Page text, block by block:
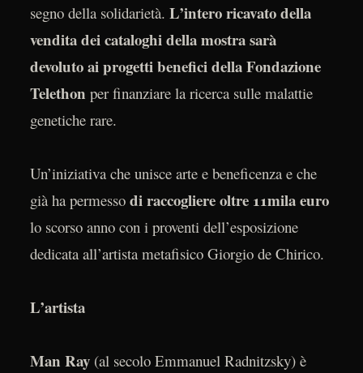
segno della solidarietà. L’intero ricavato della
vendita dei cataloghi della mostra sarà
devoluto ai progetti benefici della Fondazione
Telethon per finanziare la ricerca sulle malattie
genetiche rare.
Un’iniziativa che unisce arte e beneficenza e che
già ha permesso di raccogliere oltre 11mila euro
lo scorso anno con i proventi dell’esposizione
dedicata all’artista metafisico Giorgio de Chirico.
L’artista
Man Ray(al secolo Emmanuel Radnitzsky) è